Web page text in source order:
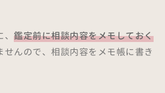
鑑定前に相談内容をメモしておく
せんので、相談内容をメモ帳に書き